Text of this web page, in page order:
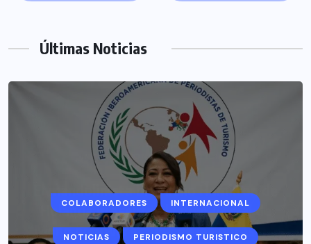
Últimas Noticias
COLABORADORES INTERNACIONAL
NOTICIAS PERIODISMO TURISTICO